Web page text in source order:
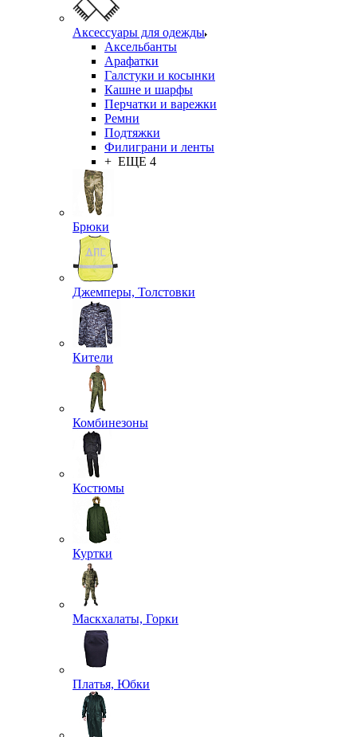
Аксессуары для одежды
Аксельбанты
Арафатки
Галстуки и косынки
Кашне и шарфы
Перчатки и варежки
Ремни
Подтяжки
Филиграни и ленты
+ ЕЩЕ 4
Брюки
Джемперы, Толстовки
Кители
Комбинезоны
Костюмы
Куртки
Маскхалаты, Горки
Платья, Юбки